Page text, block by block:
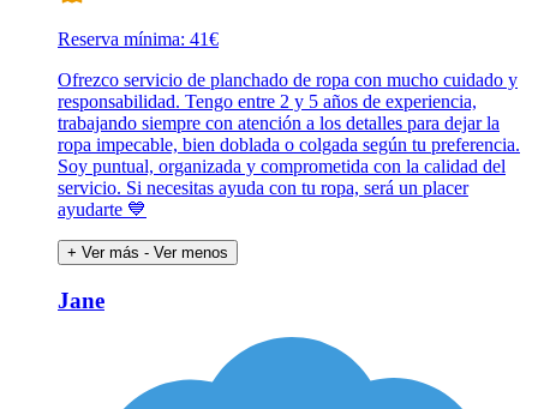
Reserva mínima: 41€
Ofrezco servicio de planchado de ropa con mucho cuidado y
responsabilidad. Tengo entre 2 y 5 años de experiencia,
trabajando siempre con atención a los detalles para dejar la
ropa impecable, bien doblada o colgada según tu preferencia.
Soy puntual, organizada y comprometida con la calidad del
servicio. Si necesitas ayuda con tu ropa, será un placer
ayudarte 💙
+ Ver más - Ver menos
Jane